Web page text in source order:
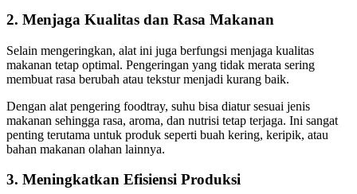
2. Menjaga Kualitas dan Rasa Makanan
Selain mengeringkan, alat ini juga berfungsi menjaga kualitas
makanan tetap optimal. Pengeringan yang tidak merata sering
membuat rasa berubah atau tekstur menjadi kurang baik.
Dengan alat pengering foodtray, suhu bisa diatur sesuai jenis
makanan sehingga rasa, aroma, dan nutrisi tetap terjaga. Ini sangat
penting terutama untuk produk seperti buah kering, keripik, atau
bahan makanan olahan lainnya.
3. Meningkatkan Efisiensi Produksi